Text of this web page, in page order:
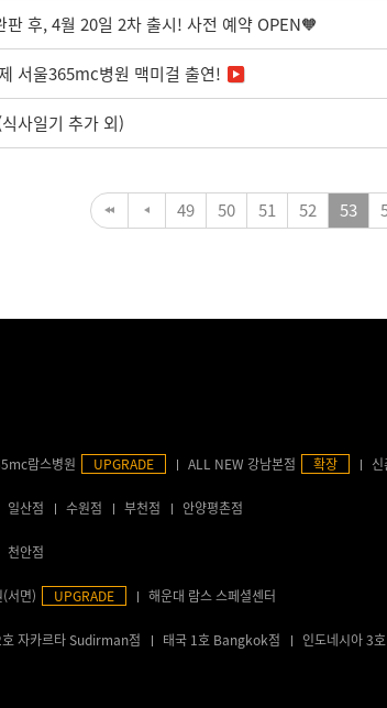
판 후, 4월 20일 2차 출시! 사전 예약 OPEN🧡
서울365mc병원 맥미걸 출연!
사일기 추가 외)
49 50 51 52 53
람스병원 UPGRADE ALL NEW 강남본점 확장
일산점 수원점 부천점 안양평촌점
천안점
서면) UPGRADE 해운대 람스 스페셜센터
자카르타 Sudirman점 태국 1호 Bangkok점 인도네시아 3